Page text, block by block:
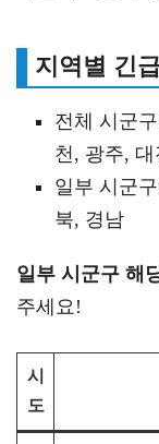
지역별 긴
전체 시군
천, 광주,
일부 시군
북, 경남
일부 시군구 해
주세요!
시
도